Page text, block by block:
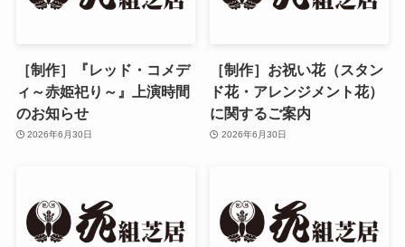
［制作］『レッド・コメデ
ィ～赤姫祀り～』上演時間
のお知らせ
2026年6月30日
［制作］お祝い花（スタン
ド花・アレンジメント花）
に関するご案内
2026年6月30日